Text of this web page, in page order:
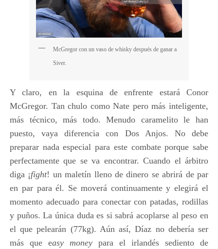
McGregor con un vaso de whisky después de ganar a
Siver.
Y claro, en la esquina de enfrente estará Conor
McGregor. Tan chulo como Nate pero más inteligente,
más técnico, más todo. Menudo caramelito le han
puesto, vaya diferencia con Dos Anjos. No debe
preparar nada especial para este combate porque sabe
perfectamente que se va encontrar. Cuando el árbitro
diga ¡fight! un maletín lleno de dinero se abrirá de par
en par para él. Se moverá continuamente y elegirá el
momento adecuado para conectar con patadas, rodillas
y puños. La única duda es si sabrá acoplarse al peso en
el que pelearán (77kg). Aún así, Díaz no debería ser
más que easy money para el irlandés sediento de